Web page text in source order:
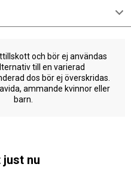
och bör ej användas
till en varierad
dos bör ej överskridas.
ammande kvinnor eller
barn.
just nu